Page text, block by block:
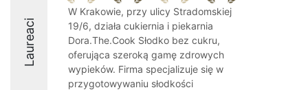
Laureaci
W Krakowie, przy ulicy Stradomskiej
19/6, działa cukiernia i piekarnia
Dora.The.Cook Słodko bez cukru,
oferująca szeroką gamę zdrowych
wypieków. Firma specjalizuje się w
przygotowywaniu słodkości